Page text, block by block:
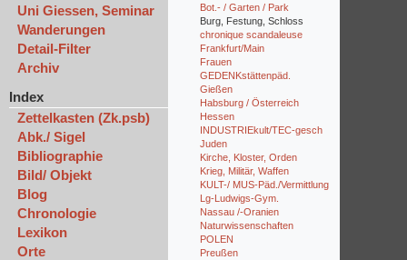
Uni Giessen, Seminar
Wanderungen
Detail-Filter
Archiv
Index
Zettelkasten (Zk.psb)
Abk./ Sigel
Bibliographie
Bild/ Objekt
Blog
Chronologie
Lexikon
Orte
Bot.- / Garten / Park
Burg, Festung, Schloss
chronique scandaleuse
Frankfurt/Main
Frauen
GEDENKstättenpäd.
Gießen
Habsburg / Österreich
Hessen
INDUSTRIEkult/TEC-gesch
Juden
Kirche, Kloster, Orden
Krieg, Militär, Waffen
KULT-/ MUS-Päd./Vermittlung
Lg-Ludwigs-Gym.
Nassau /-Oranien
Naturwissenschaften
POLEN
Preußen